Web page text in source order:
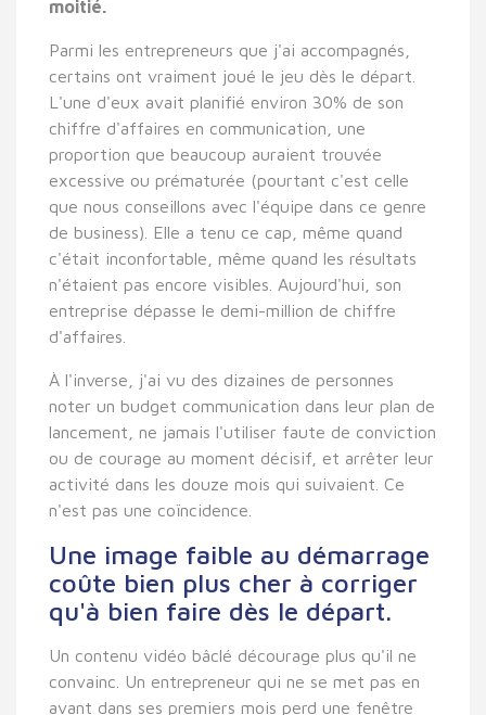
moitié.
Parmi les entrepreneurs que j'ai accompagnés,
certains ont vraiment joué le jeu dès le départ.
L'une d'eux avait planifié environ 30% de son
chiffre d'affaires en communication, une
proportion que beaucoup auraient trouvée
excessive ou prématurée (pourtant c'est celle
que nous conseillons avec l'équipe dans ce genre
de business). Elle a tenu ce cap, même quand
c'était inconfortable, même quand les résultats
n'étaient pas encore visibles. Aujourd'hui, son
entreprise dépasse le demi-million de chiffre
d'affaires.
À l'inverse, j'ai vu des dizaines de personnes
noter un budget communication dans leur plan de
lancement, ne jamais l'utiliser faute de conviction
ou de courage au moment décisif, et arrêter leur
activité dans les douze mois qui suivaient. Ce
n'est pas une coïncidence.
Une image faible au démarrage
coûte bien plus cher à corriger
qu'à bien faire dès le départ.
Un contenu vidéo bâclé décourage plus qu'il ne
convainc. Un entrepreneur qui ne se met pas en
avant dans ses premiers mois perd une fenêtre